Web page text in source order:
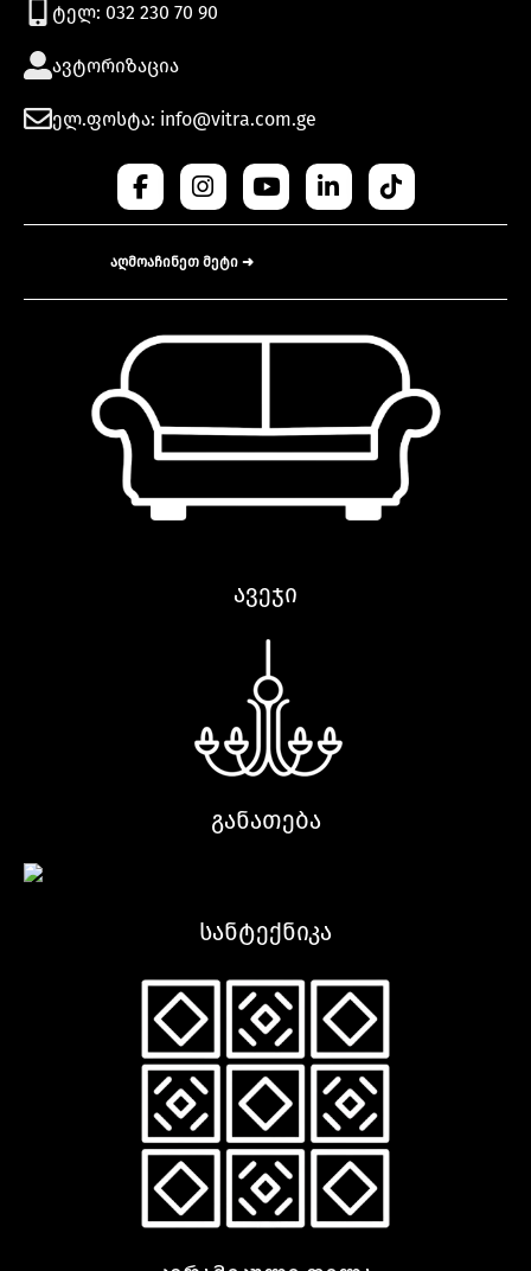
ტელ: 032 230 70 90
ავტორიზაცია
ელ.ფოსტა: info@vitra.com.ge
აღმოაჩინეთ მეტი ➜
ავეჯი
განათება
სანტექნიკა